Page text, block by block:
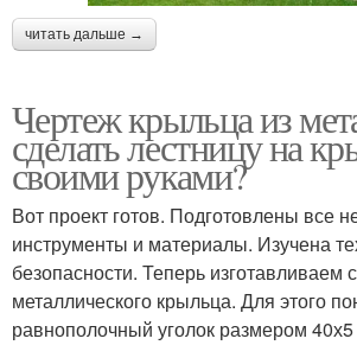
читать дальше →
Чертеж крыльца из
сделать лестницу на
своими руками?
Вот проект готов. Подготовлены все
инструменты и материалы. Изучена
безопасности. Теперь изготавливаем
металлического крыльца. Для этого
равнополочный уголок размером